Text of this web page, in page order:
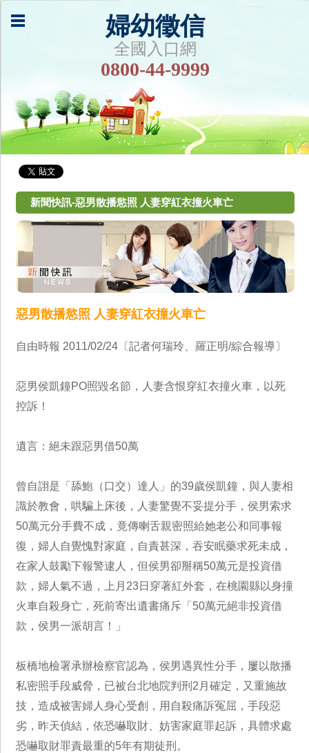
婦幼徵信
全國入口網
0800-44-9999
新聞快訊-惡男散播慾照 人妻穿紅衣撞火車亡
惡男散播慾照 人妻穿紅衣撞火車亡
自由時報 2011/02/24〔記者何瑞玲、羅正明/綜合報導〕
惡男侯凱鐘PO照毀名節，人妻含恨穿紅衣撞火車，以死
控訴！
遺言：絕未跟惡男借50萬
曾自詡是「舔鮑（口交）達人」的39歲侯凱鐘，與人妻相
識於教會，哄騙上床後，人妻驚覺不妥提分手，侯男索求
50萬元分手費不成，竟傳喇舌親密照給她老公和同事報
復，婦人自覺愧對家庭，自責甚深，吞安眠藥求死未成，
在家人鼓勵下報警逮人，但侯男卻掰稱50萬元是投資借
款，婦人氣不過，上月23日穿著紅外套，在桃園縣以身撞
火車自殺身亡，死前寄出遺書痛斥「50萬元絕非投資借
款，侯男一派胡言！」
板橋地檢署承辦檢察官認為，侯男遇異性分手，屢以散播
私密照手段威脅，已被台北地院判刑2月確定，又重施故
技，造成被害婦人身心受創，用自殺痛訴冤屈，手段惡
劣，昨天偵結，依恐嚇取財、妨害家庭罪起訴，具體求處
恐嚇取財罪責最重的5年有期徒刑。